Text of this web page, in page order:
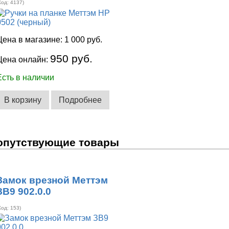
4137)
в магазине: 1 000 руб.
онлайн: 950 руб.
в наличии
В корзину Подробнее
товары
врезной Меттэм
902.0.0
153)